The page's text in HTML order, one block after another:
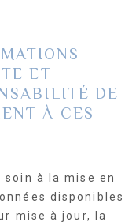
ET
DE
À CES
à la mise en
disponibles
mise à jour, la